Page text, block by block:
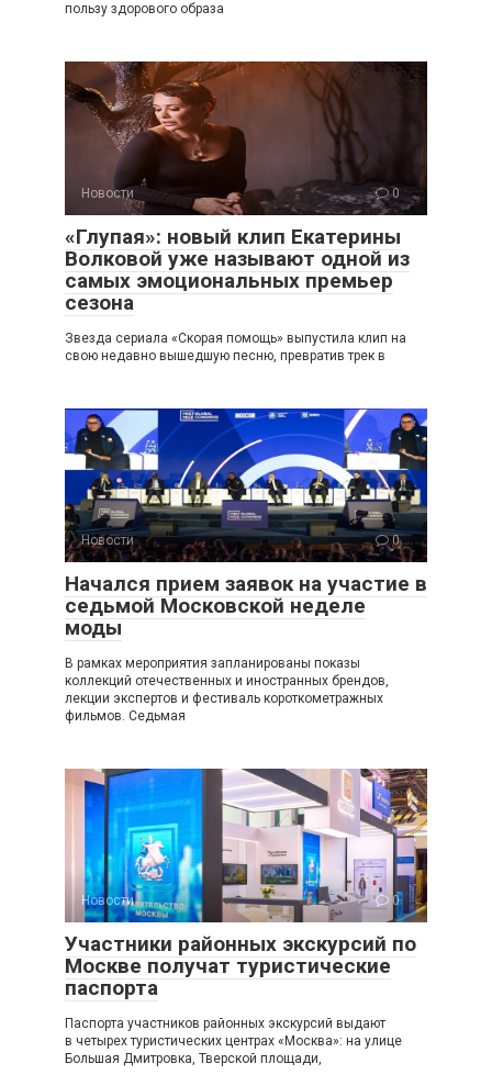
пользу здорового образа
Новости 0
«Глупая»: новый клип Екатерины
Волковой уже называют одной из
самых эмоциональных премьер
сезона
Звезда сериала «Скорая помощь» выпустила клип на
свою недавно вышедшую песню, превратив трек в
Новости 0
Начался прием заявок на участие в
седьмой Московской неделе
моды
В рамках мероприятия запланированы показы
коллекций отечественных и иностранных брендов,
лекции экспертов и фестиваль короткометражных
фильмов. Седьмая
Новости 0
Участники районных экскурсий по
Москве получат туристические
паспорта
Паспорта участников районных экскурсий выдают
в четырех туристических центрах «Москва»: на улице
Большая Дмитровка, Тверской площади,